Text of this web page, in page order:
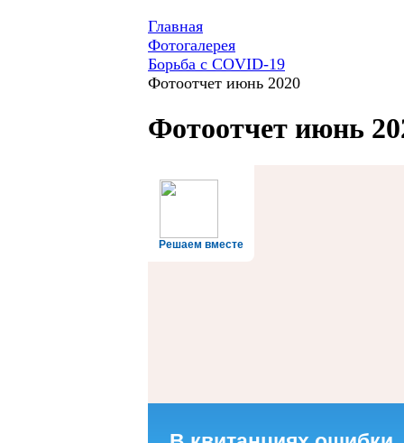
Главная
Фотогалерея
Борьба с COVID-19
Фотоотчет июнь 2020
Фотоотчет июнь
Решаем вместе